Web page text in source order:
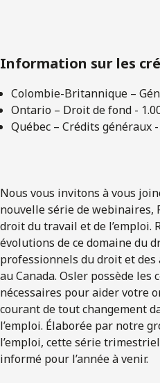
Information sur les
Colombie-Britannique –
Ontario – Droit de fond -
Québec – Crédits généraux -
Nous vous invitons à vous
nouvelle série de webinaires,
droit du travail et de l’emploi.
évolutions de ce domaine du
professionnels du droit et
au Canada. Osler possède les
nécessaires pour aider votre
courant de tout changement
l’emploi. Élaborée par notre
l’emploi, cette série
informé pour l’année à venir.